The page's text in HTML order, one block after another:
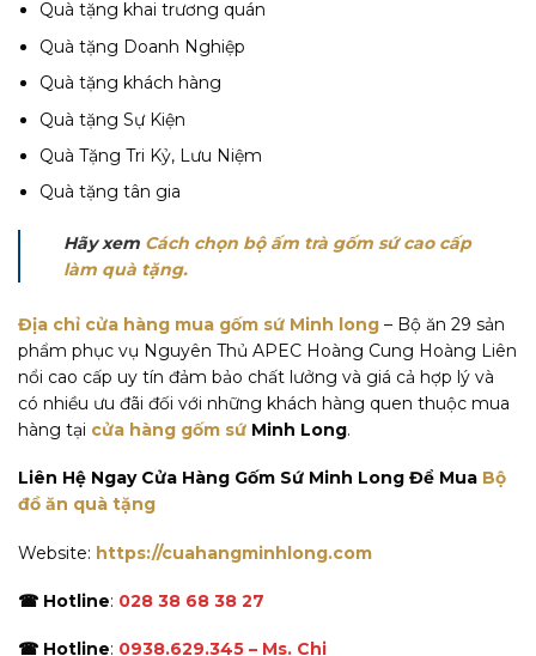
Quà tặng khai trương quán
Quà tặng Doanh Nghiệp
Quà tặng khách hàng
Quà tặng Sự Kiện
Quà Tặng Tri Kỷ, Lưu Niệm
Quà tặng tân gia
Hãy xem Cách chọn bộ ấm trà gốm sứ cao cấp
làm quà tặng.
Địa chỉ cửa hàng mua gốm sứ Minh long – Bộ ăn 29 sản
phẩm phục vụ Nguyên Thủ APEC Hoàng Cung Hoàng Liên
nổi cao cấp uy tín đảm bảo chất lưởng và giá cả hợp lý và
có nhiều ưu đãi đối với những khách hàng quen thuộc mua
hàng tại cửa hàng gốm sứ Minh Long.
Liên Hệ Ngay Cửa Hàng Gốm Sứ Minh Long Để Mua Bộ
đồ ăn quà tặng
Website: https://cuahangminhlong.com
☎ Hotline: 028 38 68 38 27
☎ Hotline: 0938.629.345 – Ms. Chi